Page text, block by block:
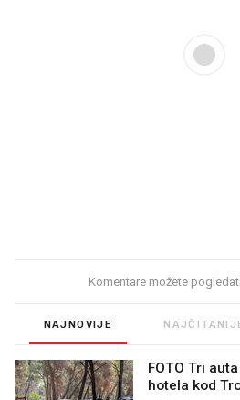
Komentare možete
NAJNOVIJE
FOTO Tri
hotela kod